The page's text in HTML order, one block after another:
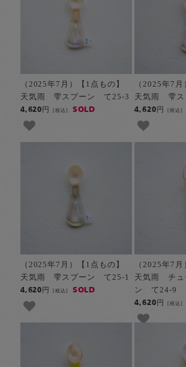
（2025年7月）【1点もの】
天気雨 雫スプーン て25-3
4,620円[税込] SOLD
（2025年7月
天気雨 雫
4,620円 [税込]
（2025年7月）【1点もの】
天気雨 雫スプーン て25-1
4,620円[税込] SOLD
（2025年7月
天気雨 チュ
ン て24-9
4,620円 [税込]